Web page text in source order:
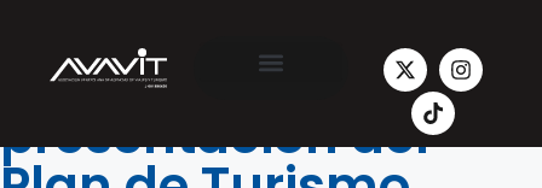
Participación en la
presentación del